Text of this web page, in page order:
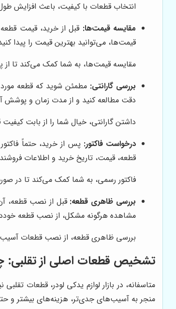
انتخاب قطعات با کیفیت، باعث افزایش
مقایسه قیمت‌ها: قبل از خرید، قیمت
قیمت‌ها، می‌توانید بهترین قیمت را پیدا
مقایسه قیمت‌ها، به شما کمک می‌کند تا از
بررسی گارانتی: مطمئن شوید که قطعه مورد
دقت مطالعه کنید و از مدت زمان و پوشش
داشتن گارانتی، خیال شما را از بابت
درخواست فاکتور: پس از خرید، حتماً
قطعه، قیمت، تاریخ خرید و اطلاعات
فاکتور رسمی، به شما کمک می‌کند تا در
بررسی ظاهری قطعه: قبل از نصب قطعه،
مشاهده هرگونه مشکل، از نصب قطعه
بررسی ظاهری قطعه، از نصب قطعات آسیب
تشخیص قطعات اصلی از تقلبی:
متاسفانه، در بازار لوازم یدکی لودر، قطعات
منجر به آسیب‌های جدی‌تر، هزینه‌های بیشتر و